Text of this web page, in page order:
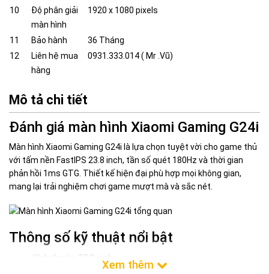
10
Độ phân giải
màn hình
1920 x 1080 pixels
11 Bảo hành
36 Tháng
12
Liên hệ mua
hàng
0931.333.014 ( Mr .Vũ)
Mô tả chi tiết
Đánh giá màn hình Xiaomi Gaming G24i
Màn hình Xiaomi Gaming G24i là lựa chọn tuyệt vời cho game thủ
với tấm nền FastIPS 23.8 inch, tần số quét 180Hz và thời gian
phản hồi 1ms GTG. Thiết kế hiện đại phù hợp mọi không gian,
mang lại trải nghiệm chơi game mượt mà và sắc nét.
Thông số kỹ thuật nổi bật
Kích thước: 23.8 inch